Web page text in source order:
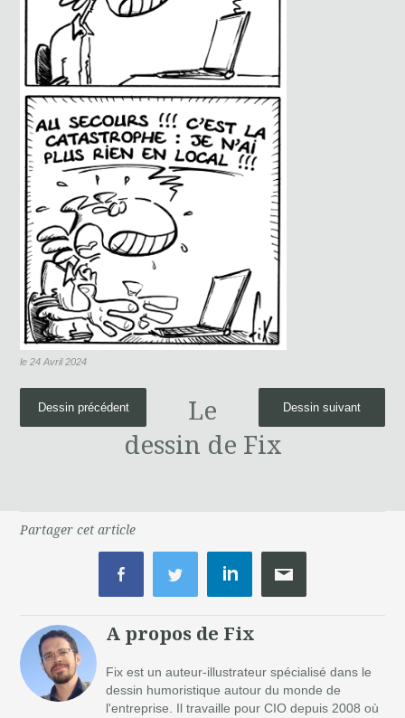
le 24 Avril 2024
Dessin suivant
Dessin précédent
Le
dessin de Fix
Partager cet article
A propos de Fix
Fix est un auteur-illustrateur spécialisé dans le
dessin humoristique autour du monde de
l'entreprise. Il travaille pour CIO depuis 2008 où